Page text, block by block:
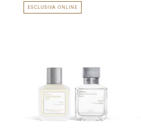
ESCLUSIVA ONLINE